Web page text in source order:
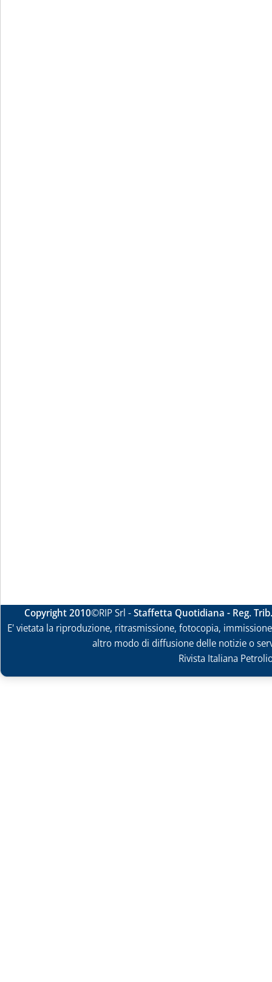
Copyright 2010©RIP Srl -Staffetta Quotidiana - Reg.
E' vietata la riproduzione, ritrasmissione, fotocopia,
altro modo di diffusione delle notizie o
Rivista Italiana